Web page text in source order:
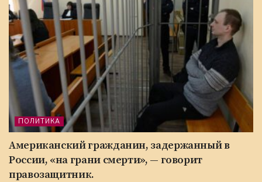
ПОЛИТИКА
Американский гражданин, задержанный в
России, «на грани смерти», — говорит
правозащитник.